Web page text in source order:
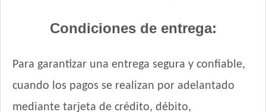
Condiciones de entrega:
Para garantizar una entrega segura y confiable,
cuando los pagos se realizan por adelantado
mediante tarjeta de crédito, débito,